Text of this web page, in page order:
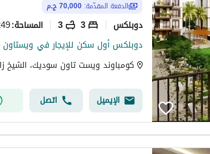
الدفعة المقدّمة: 70,000 ج.م
دوبلكس 3
3 المساحة:
249
كومباوند ويست تاون سوديك، الشيخ
الإيميل اتصل